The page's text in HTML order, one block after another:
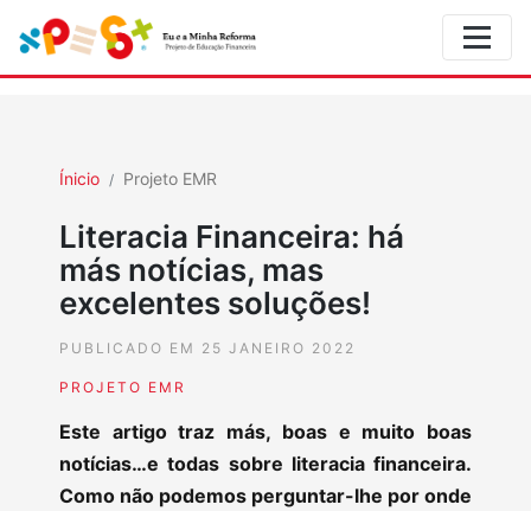
Ínicio Projeto EMR
Literacia Financeira: há
más notícias, mas
excelentes soluções!
PUBLICADO EM 25 JANEIRO 2022
PROJETO EMR
Este artigo traz más, boas e muito boas
notícias…e todas sobre literacia financeira.
Como não podemos perguntar-lhe por onde